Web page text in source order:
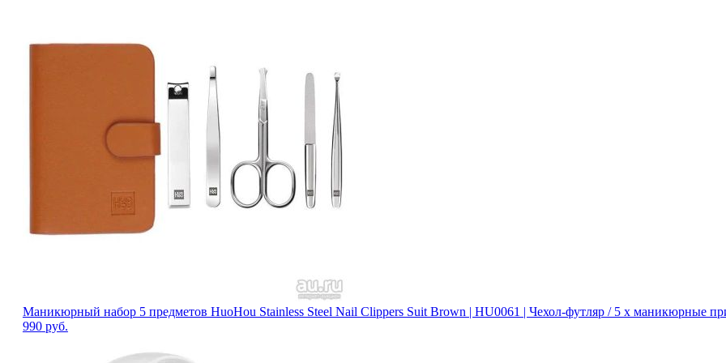
Маникюрный набор 5 предметов HuoHou Stainless Steel Nail Clippers Suit Brown | HU0061 | Чехол-футляр / 5 х маникюрные
990 руб.